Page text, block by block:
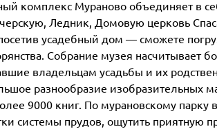
комплекс Мураново объединяет в
Ледник, Домовую церковь
усадебный дом — сможете
Собрание музея насчитывает
владельцам усадьбы и их
разнообразие изобразительных
9000 книг. По мурановскому парку
системы прудов, ощутить приятную